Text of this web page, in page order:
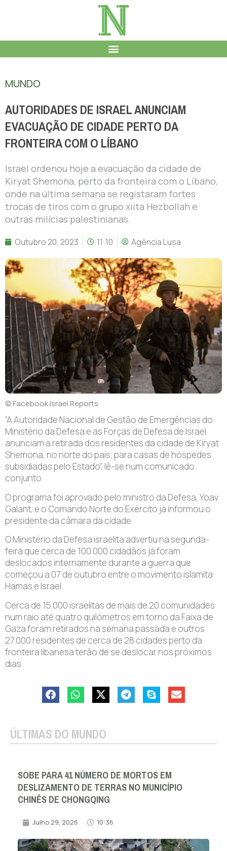
MUNDO
AUTORIDADES DE ISRAEL ANUNCIAM
EVACUAÇÃO DE CIDADE PERTO DA
FRONTEIRA COM O LÍBANO
Israel ordenou hoje a evacuação da cidade de
Kiryat Shemona, perto da fronteira com o Líbano,
onde na última semana se registaram fortes
trocas de tiros com o grupo xiita Hezbollah e
outras milícias palestinianas.
Outubro 20, 2023 11:10 Agência Lusa
© Facebook Israel Reports
“A Autoridade Nacional de Gestão de Emergências do
Ministério da Defesa e as Forças de Defesa de Israel
anunciam a retirada dos residentes da cidade de Kiryat
Shemona, no norte do país, para casas de hóspedes
subsidiadas pelo Estado”, lê-se num comunicado
conjunto
O programa foi aprovado pelo ministro da Defesa, Yoav
Galant, e o Comando Norte do Exército já informou o
presidente da câmara da cidade.
O Ministério da Defesa israelita advertiu na segunda-
feira que cerca de 100.000 cidadãos já foram
deslocados internamente durante a guerra que
começou a 07 de outubro entre o movimento islamita
Hamas e Israel.
Cerca de 15.000 israelitas de mais de 20 comunidades
num raio até quatro quilómetros em torno da Faixa de
Gaza foram retirados na semana passada e outros
27.000 residentes de cerca de 28 cidades perto da
fronteira libanesa terão de se deslocar nos próximos
dias.
ÚLTIMAS DO MUNDO
SOBE PARA 41 NÚMERO DE MORTOS EM
DESLIZAMENTO DE TERRAS NO MUNICÍPIO
CHINÊS DE CHONGQING
Julho 29, 2026 10:36